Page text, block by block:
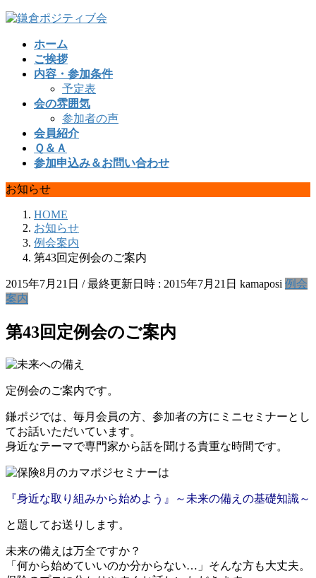
コ
ナ
ホーム
ご挨拶
内容・参加条件
予定表
会の雰囲気
参加者の声
会員紹介
Ｑ＆Ａ
参加申込み＆お問い合わせ
お知らせ
HOME
お知らせ
例会案内
第43回定例会のご案内
2015年7月21日 / 最終更新日時 : 2015年7月21日 kamaposi 例会
案内
第43回定例会のご案内
定例会のご案内です。
鎌ポジでは、毎月会員の方、参加者の方にミニセミナーとし
てお話いただいています。
身近なテーマで専門家から話を聞ける貴重な時間です。
8月のカマポジセミナーは
『身近な取り組みから始めよう』～未来の備えの基礎知識～
と題してお送りします。
未来の備えは万全ですか？
「何から始めていいのか分からない…」そんな方も大丈夫。